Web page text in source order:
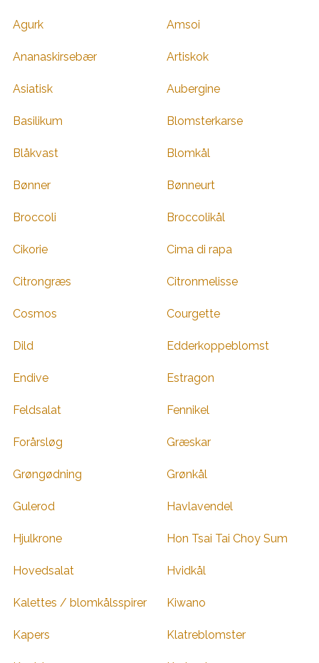
Agurk Amsoi
Ananaskirsebær Artiskok
Asiatisk Aubergine
Basilikum Blomsterkarse
Blåkvast Blomkål
Bønner Bønneurt
Broccoli Broccolikål
Cikorie Cima di rapa
Citrongræs Citronmelisse
Cosmos Courgette
Dild Edderkoppeblomst
Endive Estragon
Feldsalat Fennikel
Forårsløg Græskar
Grøngødning Grønkål
Gulerod Havlavendel
Hjulkrone Hon Tsai Tai Choy Sum
Hovedsalat Hvidkål
Kalettes / blomkålsspirer Kiwano
Kapers Klatreblomster